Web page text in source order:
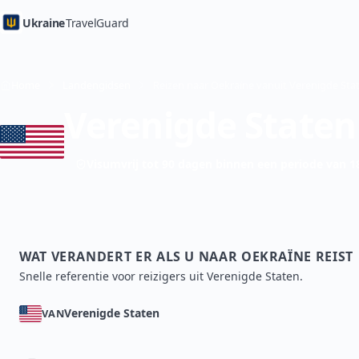
UkraineTravelGuard
WAT VERANDERT ER ALS U NAAR OEKRAÏNE REIST
Snelle referentie voor reizigers uit Verenigde Staten.
VANVerenigde Staten